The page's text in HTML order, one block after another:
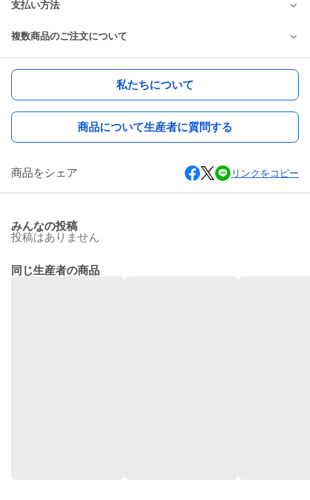
支払い方法
複数商品のご注文について
私たちについて
商品について生産者に質問する
商品をシェア リンクをコピー
みんなの投稿
投稿はありません
同じ生産者の商品